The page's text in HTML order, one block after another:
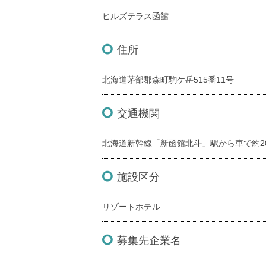
ヒルズテラス函館
住所
北海道茅部郡森町駒ケ岳515番11号
交通機関
北海道新幹線「新函館北斗」駅から車で約
施設区分
リゾートホテル
募集先企業名